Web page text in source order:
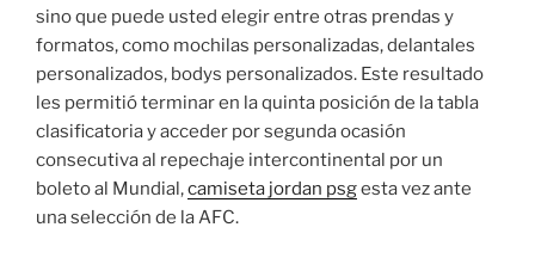
sino que puede usted elegir entre otras prendas y
formatos, como mochilas personalizadas, delantales
personalizados, bodys personalizados. Este resultado
les permitió terminar en la quinta posición de la tabla
clasificatoria y acceder por segunda ocasión
consecutiva al repechaje intercontinental por un
boleto al Mundial,camiseta jordan psgesta vez ante
una selección de la AFC.